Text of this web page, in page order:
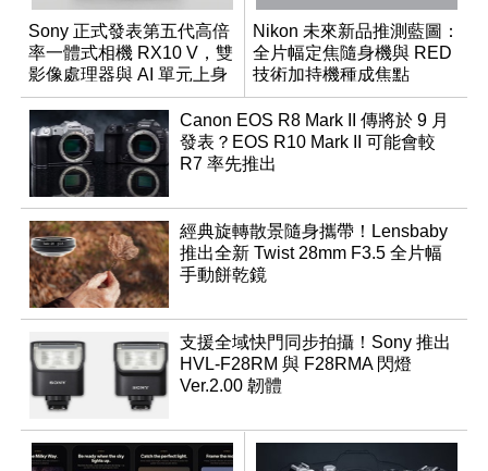
Sony 正式發表第五代高倍
率一體式相機 RX10 V，雙
影像處理器與 AI 單元上身
Nikon 未來新品推測藍圖：
全片幅定焦隨身機與 RED
技術加持機種成焦點
Canon EOS R8 Mark II 傳將於 9 月
發表？EOS R10 Mark II 可能會較
R7 率先推出
經典旋轉散景隨身攜帶！Lensbaby
推出全新 Twist 28mm F3.5 全片幅
手動餅乾鏡
支援全域快門同步拍攝！Sony 推出
HVL-F28RM 與 F28RMA 閃燈
Ver.2.00 韌體